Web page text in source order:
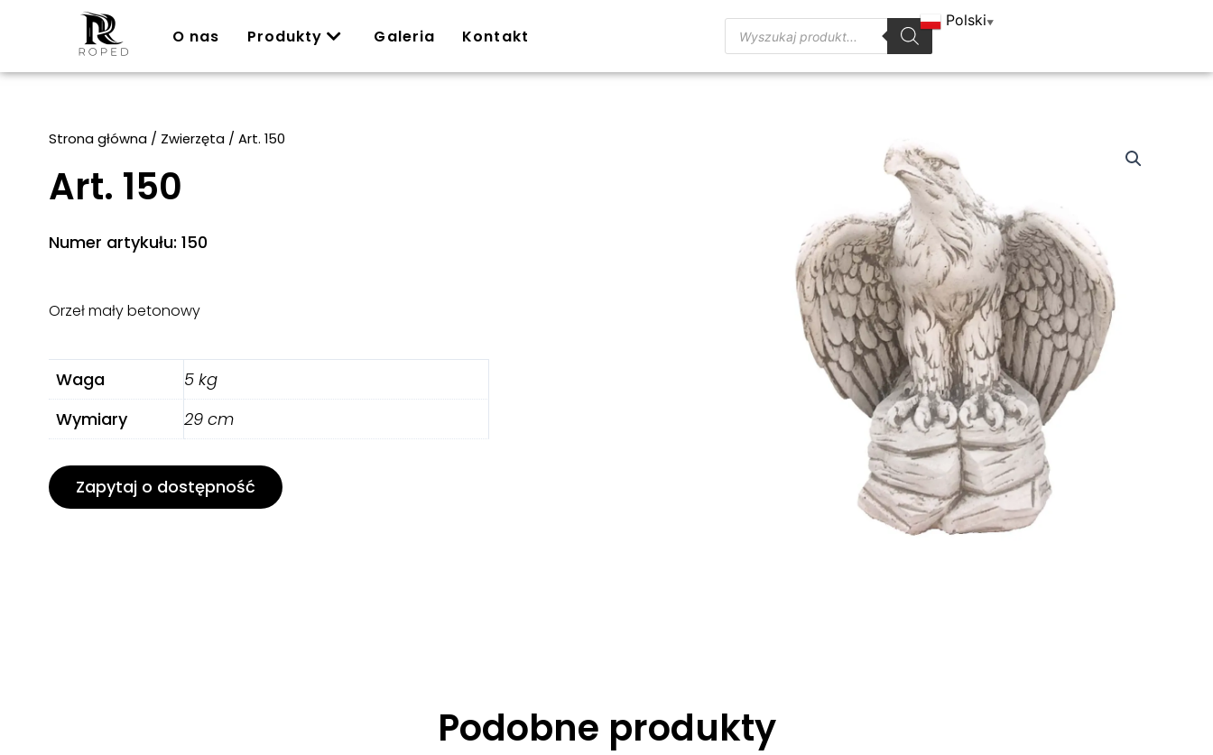
O nas Produkty Galeria Kontakt
Polski▼
Strona główna/ Zwierzęta/ Art. 150
Art. 150
Numer artykułu: 150
Orzeł mały betonowy
Waga
5 kg
Wymiary
29 cm
Zapytaj o dostępność
Podobne produkty